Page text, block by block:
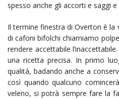
spesso anche gli accorti e saggi
Il termine finestra di Overton è la
di cafoni bifolchi chiamiamo
rendere accettabile
una ricetta precisa. In primo
qualità, badando anche a
così quando qualcuno
veleno, si potrà sempre fare la